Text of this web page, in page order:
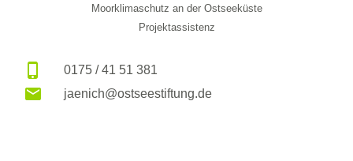
Moorklimaschutz an der Ostseeküste
Projektassistenz
0175 / 41 51 381
jaenich@ostseestiftung.de